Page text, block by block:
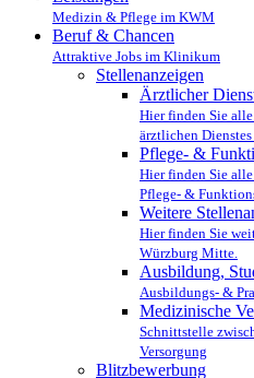
Medizin & Pflege im KWM
Beruf & Chancen
Attraktive Jobs im Klinikum
Stellenanzeigen
Ärztlicher
Hier finden Sie
ärztlichen
Pflege- &
Hier finden Sie
Pflege- &
Weitere
Hier finden Sie
Würzburg Mitte.
Ausbildung,
Ausbildungs- &
Medizinische
Schnittstelle
Versorgung
Blitzbewerbung